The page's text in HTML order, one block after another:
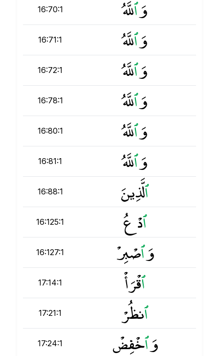
16:70:1 وَٱللَّهُ
16:71:1 وَٱللَّهُ
16:72:1 وَٱللَّهُ
16:78:1 وَٱللَّهُ
16:80:1 وَٱللَّهُ
16:81:1 وَٱللَّهُ
16:88:1 ٱلَّذِينَ
16:125:1 ٱدْعُ
16:127:1 وَٱصْبِرْ
17:14:1 ٱقْرَأْ
17:21:1 ٱنظُرْ
17:24:1 وَٱخْفِضْ